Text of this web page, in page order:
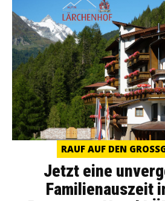
RAUF AUF DEN
Jetzt eine
Familienauszeit